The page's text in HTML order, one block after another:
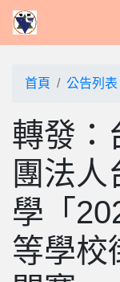
首頁 公告列表
轉發：
團法人
學「
等學校